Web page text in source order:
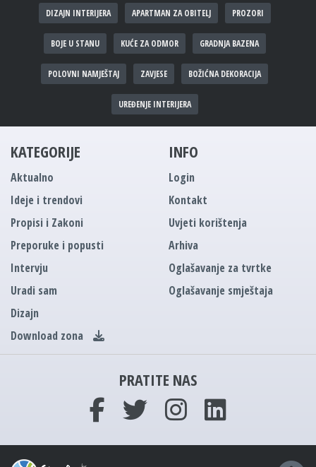
DIZAJN INTERIJERA APARTMAN ZA OBITELJ PROZORI
BOJE U STANU KUĆE ZA ODMOR GRADNJA BAZENA
POLOVNI NAMJEŠTAJ ZAVJESE BOŽIĆNA DEKORACIJA
UREĐENJE INTERIJERA
KATEGORIJE
Aktualno
Ideje i trendovi
Propisi i Zakoni
Preporuke i popusti
Intervju
Uradi sam
Dizajn
Download zona
INFO
Login
Kontakt
Uvjeti korištenja
Arhiva
Oglašavanje za tvrtke
Oglašavanje smještaja
PRATITE NAS